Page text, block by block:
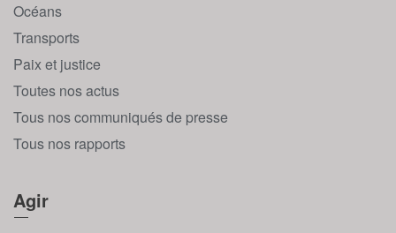
Océans
Transports
Paix et justice
Toutes nos actus
Tous nos communiqués de presse
Tous nos rapports
Agir